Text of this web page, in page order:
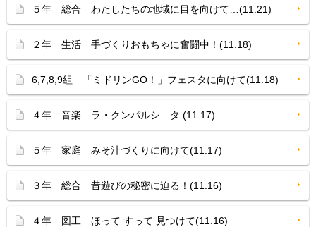
５年 総合 わたしたちの地域に目を向けて…(11.21)
２年 生活 手づくりおもちゃに奮闘中！(11.18)
6,7,8,9組 「ミドリンGO！」フェスタに向けて(11.18)
４年 音楽 ラ・クンパルシ—タ (11.17)
５年 家庭 みそ汁づくりに向けて(11.17)
３年 総合 昔遊びの秘密に迫る！(11.16)
４年 図工 ほって すって 見つけて(11.16)